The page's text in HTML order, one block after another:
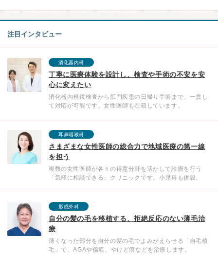
注目インタビュー
消化器内科
丁寧に医療体験を設計し、検査や手術の不安を安
心に変えたい
消化器内視鏡検査から肛門疾患の日帰り手術まで、一貫し
て対応が可能です。女性医師も在籍しています。
耳鼻咽喉科
さまざまな女性医師の総合力で地域医療の第一線
を担う
複数の女性医師が各々の得意分野を活かして診療を行う
「気軽に相談できる」クリニックです。小児科も併設。
形成外科
自分の髪の毛を移植する、拒絶反応のない薄毛治
療
薄くなった部分を自分の髪の毛でよみがえらせる「自毛植
毛」で、AGAや傷痕、やけど痕などを治療します。